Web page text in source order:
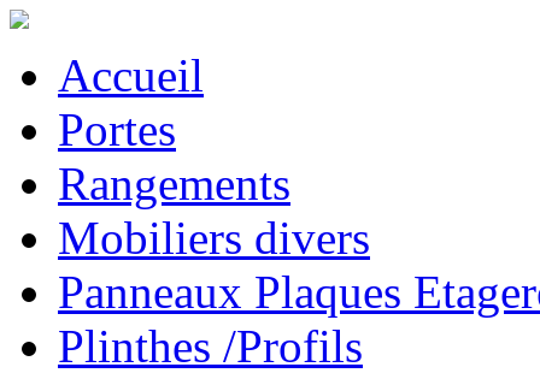
Accueil
Portes
Rangements
Mobiliers divers
Panneaux Plaques
Plinthes /Profils